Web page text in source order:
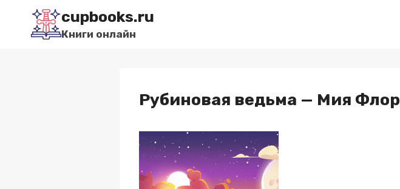
Перейти
содержимому
cupbooks.ru
Книги онлайн
Рубиновая ведьма — Мия Флор